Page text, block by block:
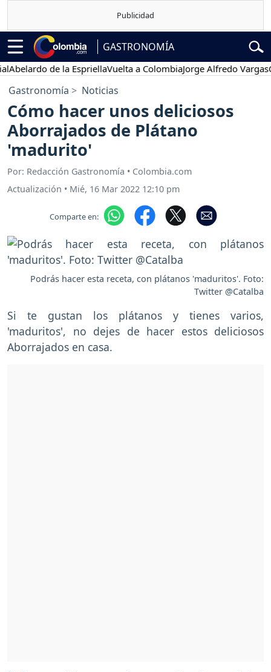
GASTRONOMÍA
de la EspriellaVuelta a ColombiaJorge Alfredo Vargas
Gastronomía Noticias
Cómo hacer unos deliciosos
Aborrajados de Plátano
'madurito'
Por: Redacción Gastronomía • Colombia.com
Actualización • Mié, 16 Mar 2022 12:10 pm
Comparte en:
Podrás hacer esta receta, con plátanos 'maduritos'. Foto:
Twitter @Catalba
Si te gustan los plátanos y tienes varios,
'maduritos', no dejes de hacer estos deliciosos
Aborrajados en casa.